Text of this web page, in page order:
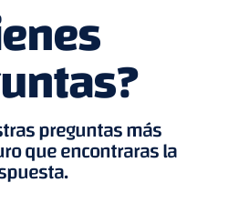
preguntas más
que encontraras la